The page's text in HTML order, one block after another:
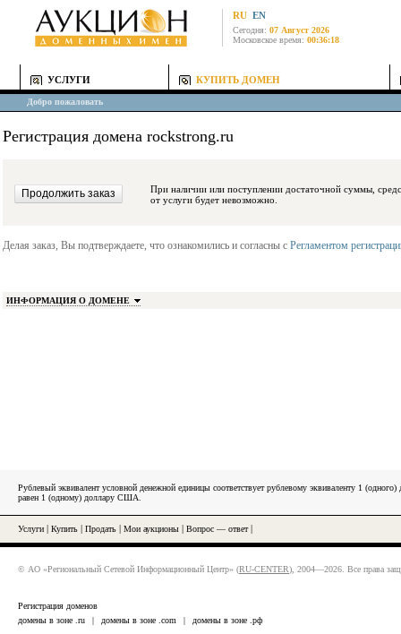
RU EN
Сегодня: 07 Август 2026
Московское время: 00:36:18
УСЛУГИ КУПИТЬ ДОМЕН
Добро пожаловать
Регистрация домена rockstrong.ru
При наличии или поступлении достаточной суммы, средства будут
от услуги будет невозможно.
Делая заказ, Вы подтверждаете, что ознакомились и согласны с Регламентом
ИНФОРМАЦИЯ О ДОМЕНЕ
Рублевый эквивалент условной денежной единицы соответствует рублевому эквиваленту 1
равен 1 (одному) доллару США.
Услуги Купить Продать Мои аукционы Вопрос — ответ|
© АО «Региональный Сетевой Информационный Центр» (RU-CENTER), 2004—2026. Все права
Регистрация доменов
домены в зоне .ru
| домены в зоне .com | домены в зоне .рф